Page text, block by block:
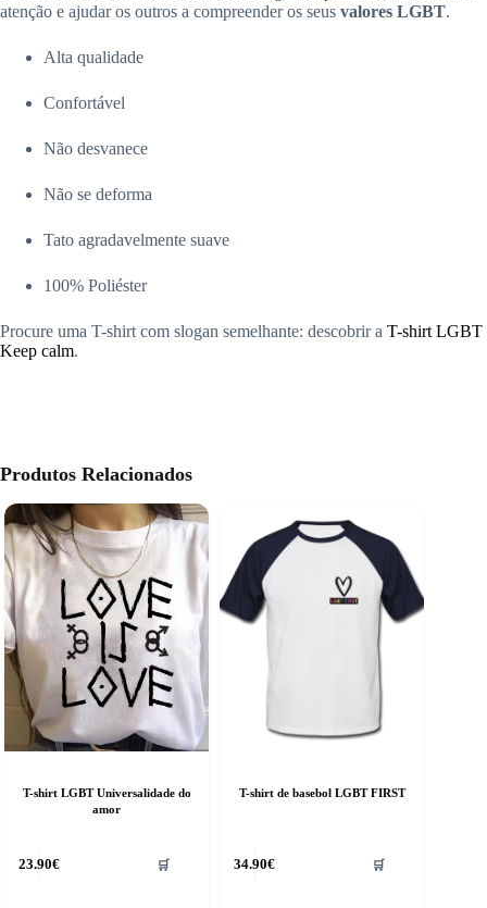
atenção e ajudar os outros a compreender os seus valores LGBT.
Alta qualidade
Confortável
Não desvanece
Não se deforma
Tato agradavelmente suave
100% Poliéster
Procure uma T-shirt com slogan semelhante: descobrir a T-shirt LGBT
Keep calm.
Produtos Relacionados
T-shirt LGBT Universalidade do
amor
23.90€ 🛒
T-shirt de basebol LGBT FIRST
34.90€ 🛒
product